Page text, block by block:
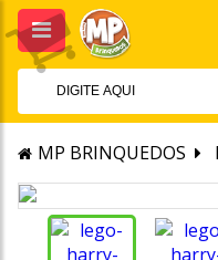
MP BRINQUEDOS